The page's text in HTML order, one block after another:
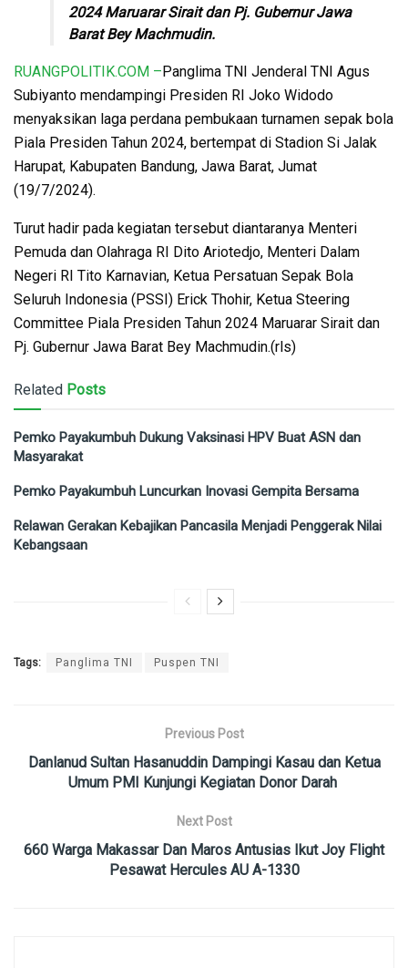
2024 Maruarar Sirait dan Pj. Gubernur Jawa
Barat Bey Machmudin.
RUANGPOLITIK.COM –Panglima TNI Jenderal TNI Agus
Subiyanto mendampingi Presiden RI Joko Widodo
menyaksikan laga perdana pembukaan turnamen sepak bola
Piala Presiden Tahun 2024, bertempat di Stadion Si Jalak
Harupat, Kabupaten Bandung, Jawa Barat, Jumat
(19/7/2024).
Turut hadir pada kegiatan tersebut diantaranya Menteri
Pemuda dan Olahraga RI Dito Ariotedjo, Menteri Dalam
Negeri RI Tito Karnavian, Ketua Persatuan Sepak Bola
Seluruh Indonesia (PSSI) Erick Thohir, Ketua Steering
Committee Piala Presiden Tahun 2024 Maruarar Sirait dan
Pj. Gubernur Jawa Barat Bey Machmudin.(rls)
Related Posts
Pemko Payakumbuh Dukung Vaksinasi HPV Buat ASN dan
Masyarakat
Pemko Payakumbuh Luncurkan Inovasi Gempita Bersama
Relawan Gerakan Kebajikan Pancasila Menjadi Penggerak Nilai
Kebangsaan
Tags: Panglima TNI Puspen TNI
Previous Post
Danlanud Sultan Hasanuddin Dampingi Kasau dan Ketua
Umum PMI Kunjungi Kegiatan Donor Darah
Next Post
660 Warga Makassar Dan Maros Antusias Ikut Joy Flight
Pesawat Hercules AU A-1330